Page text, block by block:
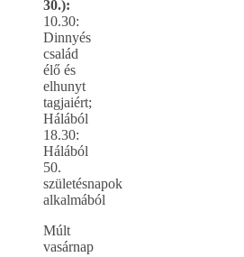
30.):
10.30:
Dinnyés
család
élő és
elhunyt
tagjaiért;
Hálából
18.30:
Hálából
50.
születésnapok
alkalmából
Múlt
vasárnap